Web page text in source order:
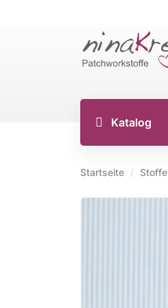
Katalog
Startseite Stoffe